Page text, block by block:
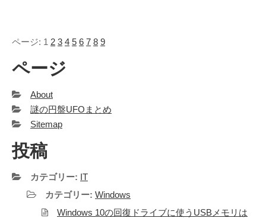
健康(9)
商品(27)
趣味(140)
コミックス
テレビ (8)
写真 (6)
旅行 (8)
ページ: 1 2 3 4 5 6 7 8 9
ページ
About
謎の円盤UFOまとめ
Sitemap
投稿
カテゴリー: IT
カテゴリー: Windows
Windows 10の回復ドライブに使うUSBメモリは